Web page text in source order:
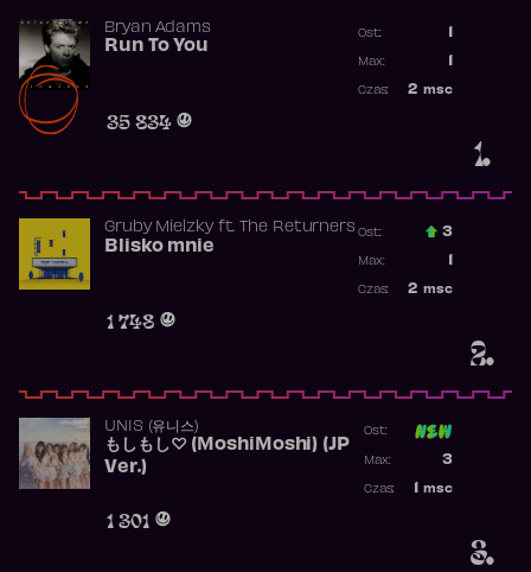
1.
Bryan Adams
Run To You
35 834
Ost.:
Max:
2 msc
Czas:
2.
Gruby Mielzkyft. The Returners
Blisko mnie
1 748
Ost.: 3
Max:
2 msc
Czas:
3.
UNIS (유니스)
もしもし♡ (MoshiMoshi) (JP
Ver.)
1 301
Ost:
3
Max:
msc
Czas: